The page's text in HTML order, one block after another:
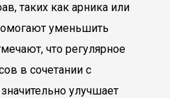
таких как арника или
уменьшить
что регулярное
в сочетании с
улучшает